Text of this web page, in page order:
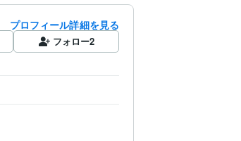
プロフィール詳細を見る
フォロー2